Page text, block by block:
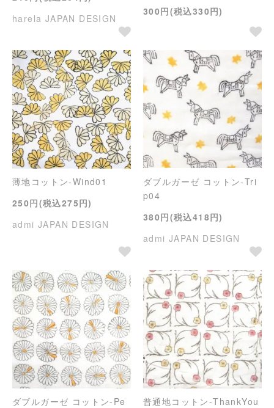
harela JAPAN DESIGN
300円(税込330円)
薄地コットン-Wind01
250円(税込275円)
admi JAPAN DESIGN
ダブルガーゼ コットン-Tri
p04
380円(税込418円)
admi JAPAN DESIGN
ダブルガーゼ コットン-Pe
普通地コットン-ThankYou